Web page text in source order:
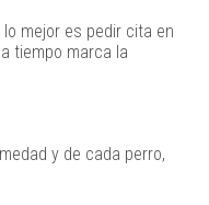
mejor es pedir cita en
tiempo marca la
y de cada perro,